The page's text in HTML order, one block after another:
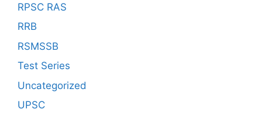
RPSC RAS
RRB
RSMSSB
Test Series
Uncategorized
UPSC